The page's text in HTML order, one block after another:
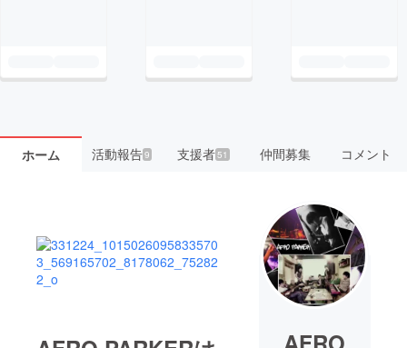
ホーム 活動報告9 支援者51 仲間募集 コメント